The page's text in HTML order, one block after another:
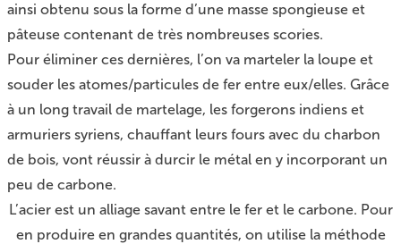
ainsi obtenu sous la forme d’une masse spongieuse et
pâteuse contenant de très nombreuses scories.
Pour éliminer ces dernières, l’on va marteler la loupe et
souder les atomes/particules de fer entre eux/elles. Grâce
à un long travail de martelage, les forgerons indiens et
armuriers syriens, chauffant leurs fours avec du charbon
de bois, vont réussir à durcir le métal en y incorporant un
peu de carbone.
L’acier est un alliage savant entre le fer et le carbone. Pour
en produire en grandes quantités, on utilise la méthode